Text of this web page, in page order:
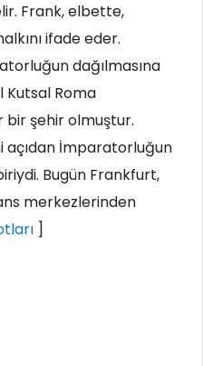
Frank, elbette,
ifade eder.
dağılmasına
Kutsal Roma
bir şehir olmuştur.
açıdan İmparatorluğun
Bugün Frankfurt,
merkezlerinden
]